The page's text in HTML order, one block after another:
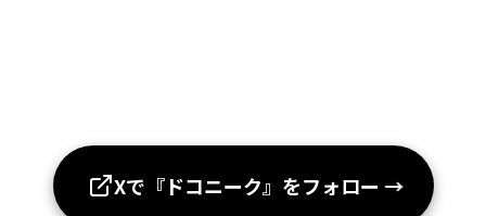
Xで『ドコニーク』をフォロー →